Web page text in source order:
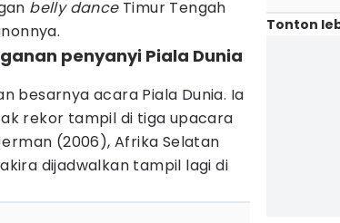
belly danceTimur Tengah
penyanyi Piala Dunia
besarnya acara Piala Dunia. Ia
rekor tampil di tiga upacara
(2006), Afrika Selatan
dijadwalkan tampil lagi di
Tonton